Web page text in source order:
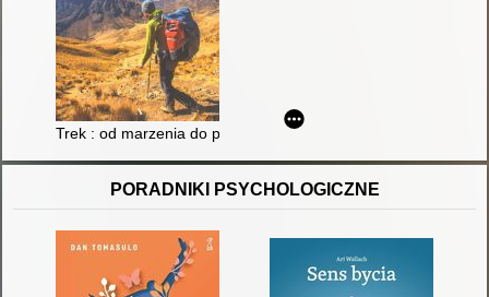
Trek : od marzenia do przygody, wszystko o wędrowaniu
PORADNIKI PSYCHOLOGICZNE